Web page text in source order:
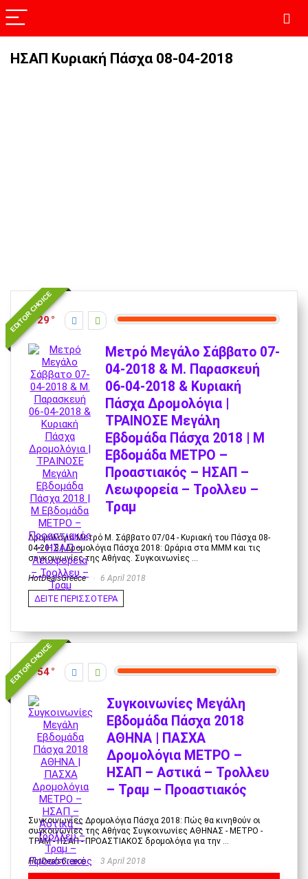
ΗΣΑΠ Κυριακή Πάσχα 08-04-2018
EDITOR CHOICE
29
Μετρό Μεγάλο Σάββατο 07-
04-2018 & Μ. Παρασκευή
06-04-2018 & Κυριακή
Πάσχα Δρομολόγια |
ΤΡΑΙΝΟΣΕ Μεγάλη
Εβδομάδα Πάσχα 2018 | Μ
Εβδομάδα ΜΕΤΡΟ –
Προαστιακός – ΗΣΑΠ –
Λεωφορεία – Τρολλευ –
Τραμ
Δρομολόγια Μετρό Μ. Σάββατο 07/04 - Κυριακή του Πάσχα 08-
04-2018 | Δρομολόγια Πάσχα 2018: Ωράρια στα ΜΜΜ και τις
συγκοινωνίες της Αθήνας. Συγκοινωνίες ...
HotDealsGreece 6 April 2018
ΔΕΙΤΕ ΠΕΡΙΣΣΟΤΕΡΑ
EDITOR CHOICE
54
Συγκοινωνίες Μεγάλη
Εβδομάδα Πάσχα 2018
ΑΘΗΝΑ | ΠΑΣΧΑ
Δρομολόγια ΜΕΤΡΟ –
ΗΣΑΠ – Αστικά – Τρολλευ
– Τραμ – Προαστιακός
Συγκοινωνίες Δρομολόγια Πάσχα 2018: Πώς θα κινηθούν οι
συγκοινωνίες της Αθήνας Συγκοινωνίες ΑΘΗΝΑΣ - ΜΕΤΡΟ -
ΤΡΑΜ - ΗΣΑΠ - ΠΡΟΑΣΤΙΑΚΟΣ δρομολόγια για την ...
HotDealsGreece 3 April 2018